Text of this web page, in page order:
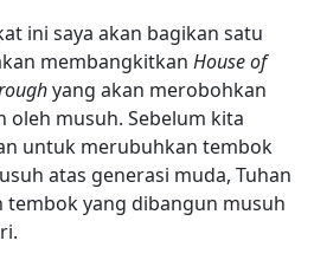
ini saya akan bagikan satu
membangkitkan House of
yang akan merobohkan
musuh. Sebelum kita
untuk merubuhkan tembok
atas generasi muda, Tuhan
yang dibangun musuh